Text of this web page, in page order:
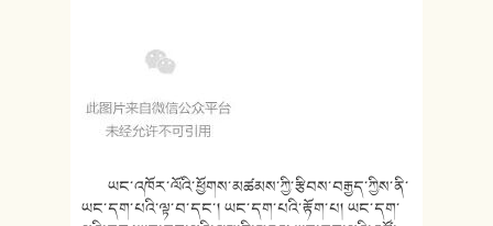
ཡང་འཁོར་ལོའི་ཕྱོགས་མཚམས་ཀྱི་རྩིབས་བརྒྱད་ཀྱིས་ནི་
ཡང་དག་པའི་ལྟ་བ་དང་། ཡང་དག་པའི་རྟོག་པ། ཡང་དག་